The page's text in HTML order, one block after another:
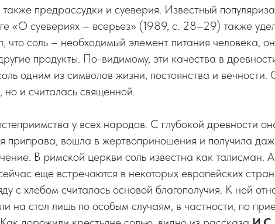
предрассудки и суеверия. Известный
«О суевериях – всерьез» (1989, с. 28–29) также
что соль – необходимый элемент питания человека,
продукты. По-видимому, эти качества в
одним из символов жизни, постоянства и вечности.
но и считалась священной.
у всех народов. С глубокой древности
приправа, вошла в жертвоприношения и получила
В римской церкви соль известна как талисман.
еще встречаются в некоторых европейских
с хлебом считалась основой благополучия. К ней
на стол лишь по особым случаям, в частности, по